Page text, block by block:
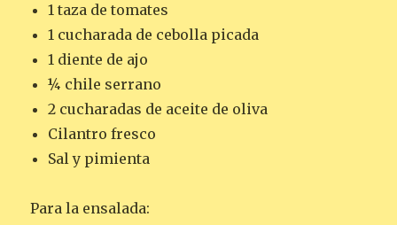
1 taza de tomates
1 cucharada de cebolla picada
1 diente de ajo
¼ chile serrano
2 cucharadas de aceite de oliva
Cilantro fresco
Sal y pimienta
Para la ensalada: